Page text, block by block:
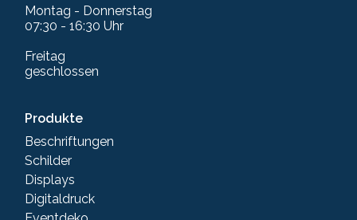
Montag - Donnerstag
07:30 - 16:30 Uhr
Freitag
geschlossen
Produkte
Beschriftungen
Schilder
Displays
Digitaldruck